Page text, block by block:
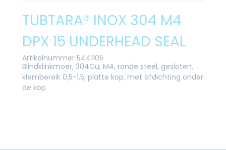
TUBTARA® INOX 304 M4
DPX 15 UNDERHEAD SEAL
Artikelnummer 5441105
Blindklinkmoer, 304Cu, M4, ronde steel, gesloten,
klembereik 0,5-1,5, platte kop, met afdichting onder
de kop